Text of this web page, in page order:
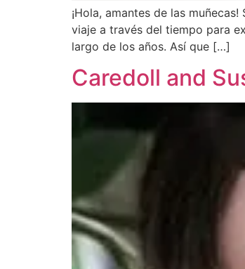
¡Hola, amantes de las
viaje a través del tiempo para
largo de los años. Así que […]
Caredoll and